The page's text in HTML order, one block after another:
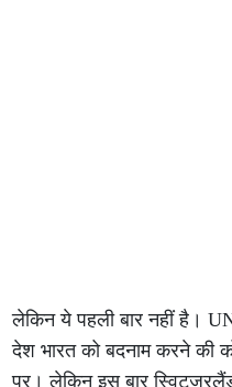
लेकिन ये पहली बार नहीं है।
देश भारत को बदनाम करने की
पर। लेकिन इस बार